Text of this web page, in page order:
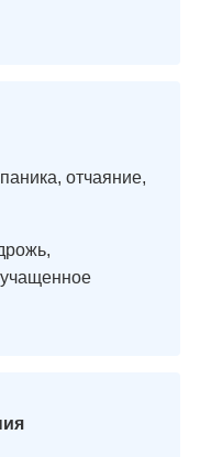
отчаяние,